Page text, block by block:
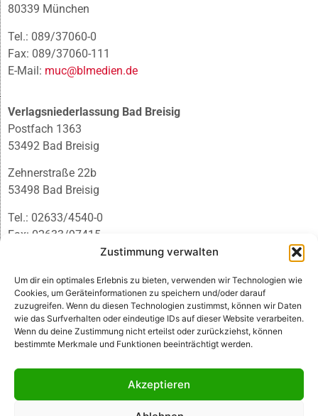
Zustimmung verwalten
Um dir ein optimales Erlebnis zu bieten, verwenden wir Technologien wie
Cookies, um Geräteinformationen zu speichern und/oder darauf
zuzugreifen. Wenn du diesen Technologien zustimmst, können wir Daten
wie das Surfverhalten oder eindeutige IDs auf dieser Website verarbeiten.
Wenn du deine Zustimmung nicht erteilst oder zurückziehst, können
bestimmte Merkmale und Funktionen beeinträchtigt werden.
Akzeptieren
80339 München
Tel.: 089/37060-0
Fax: 089/37060-111
E-Mail: muc@blmedien.de
Verlagsniederlassung Bad Breisig
Postfach 1363
53492 Bad Breisig
Zehnerstraße 22b
53498 Bad Breisig
Tel.: 02633/4540-0
Fax: 02633/97415
infobb@blmedien.de